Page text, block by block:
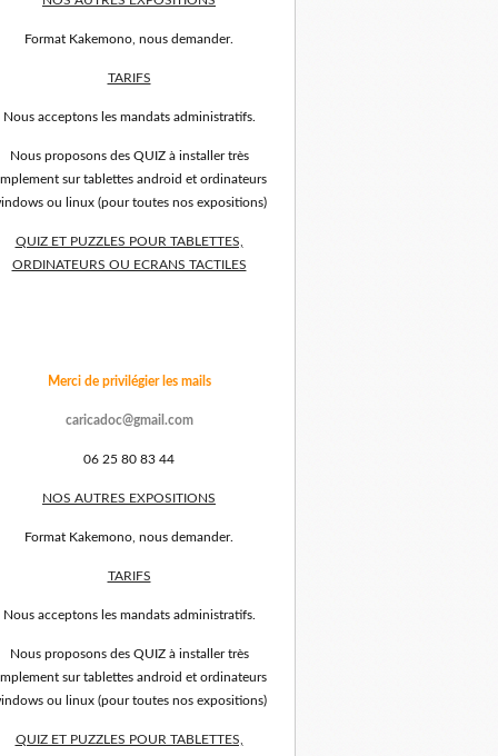
Format Kakemono, nous demander.
TARIFS
Nous acceptons les mandats administratifs.
Nous proposons des QUIZ à installer très
sur tablettes android et ordinateurs
ou linux (pour toutes nos expositions)
QUIZ ET PUZZLES POUR TABLETTES,
ORDINATEURS OU ECRANS TACTILES
Merci de privilégier les mails
caricadoc@gmail.com
06 25 80 83 44
NOS AUTRES EXPOSITIONS
Format Kakemono, nous demander.
TARIFS
Nous acceptons les mandats administratifs.
Nous proposons des QUIZ à installer très
sur tablettes android et ordinateurs
ou linux (pour toutes nos expositions)
QUIZ ET PUZZLES POUR TABLETTES,